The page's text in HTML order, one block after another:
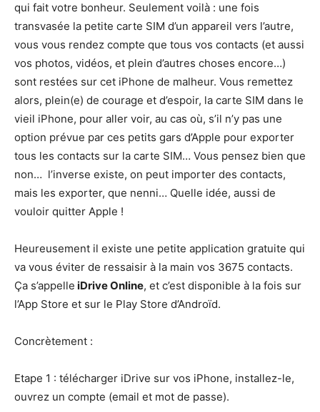
qui fait votre bonheur. Seulement voilà : une fois
transvasée la petite carte SIM d’un appareil vers l’autre,
vous vous rendez compte que tous vos contacts (et aussi
vos photos, vidéos, et plein d’autres choses encore…)
sont restées sur cet iPhone de malheur. Vous remettez
alors, plein(e) de courage et d’espoir, la carte SIM dans le
vieil iPhone, pour aller voir, au cas où, s’il n’y pas une
option prévue par ces petits gars d’Apple pour exporter
tous les contacts sur la carte SIM… Vous pensez bien que
non… l’inverse existe, on peut importer des contacts,
mais les exporter, que nenni… Quelle idée, aussi de
vouloir quitter Apple !
Heureusement il existe une petite application gratuite qui
va vous éviter de ressaisir à la main vos 3675 contacts.
Ça s’appelle iDrive Online, et c’est disponible à la fois sur
l’App Store et sur le Play Store d’Androïd.
Concrètement :
Etape 1 : télécharger iDrive sur vos iPhone, installez-le,
ouvrez un compte (email et mot de passe).